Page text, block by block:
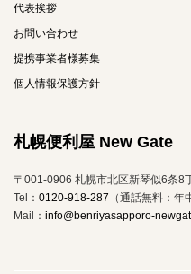
代表挨拶
お問い合わせ
提携事業者様募集
個人情報保護方針
札幌便利屋 New Gate
〒001-0906 札幌市北区新琴似6条8
Tel： 0120-918-287 （通話無料：年
Mail： info@benriyasapporo-